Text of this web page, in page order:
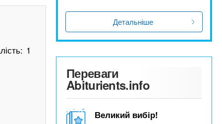
1
Детальніше
Переваги
Abiturients.info
Великий вибір!